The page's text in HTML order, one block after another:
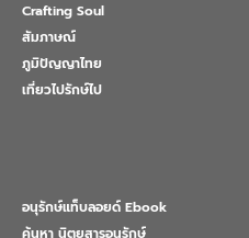
Crafting Soul
สัมภาษณ์
ภูมิปัญญาไทย
เที่ยวไปรักษ์ไป
อนุรักษ์แท็บลอยด์ Ebook
ค้นหา นิตยสารอนุรักษ์